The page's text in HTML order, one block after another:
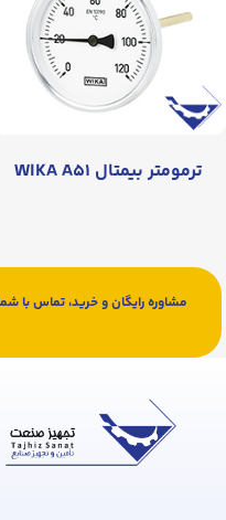
ترمومتر بیمتال WIKA A۵۱
مشاوره رایگان و خرید، تماس با